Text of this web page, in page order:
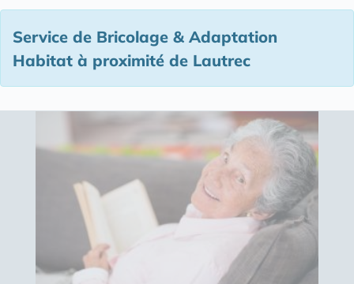
Service de Bricolage & Adaptation
Habitat à proximité de Lautrec